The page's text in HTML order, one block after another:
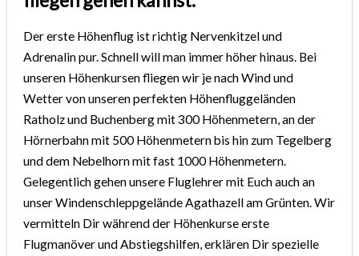
Der erste Höhenflug ist richtig Nervenkitzel und
Adrenalin pur. Schnell will man immer höher hinaus. Bei
unseren Höhenkursen fliegen wir je nach Wind und
Wetter von unseren perfekten Höhenfluggeländen
Ratholz und Buchenberg mit 300 Höhenmetern, an der
Hörnerbahn mit 500 Höhenmetern bis hin zum Tegelberg
und dem Nebelhorn mit fast 1000 Höhenmetern.
Gelegentlich gehen unsere Fluglehrer mit Euch auch an
unser Windenschleppgelände Agathazell am Grünten. Wir
vermitteln Dir während der Höhenkurse erste
Flugmanöver und Abstiegshilfen, erklären Dir spezielle